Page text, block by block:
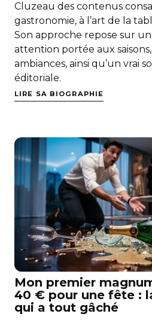
Cluzeau des contenus
gastronomie, à l’art de la
Son approche repose sur
attention portée aux
ambiances, ainsi qu’un vrai
éditoriale.
LIRE SA BIOGRAPHIE
Mon premier
40 € pour une fête :
qui a tout gâché